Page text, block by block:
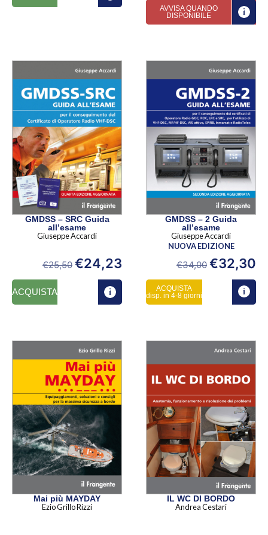
AVVISA QUANDO
DISPONIBILE
GMDSS – SRC Guida
all’esame
Giuseppe Accardi
€25,50 €24,23
ACQUISTA
GMDSS – 2 Guida
all’esame
Giuseppe Accardi
NUOVA EDIZIONE
€34,00 €32,30
ACQUISTA
disp. in 4-8 giorni
Mai più MAYDAY
Ezio Grillo Rizzi
IL WC DI BORDO
Andrea Cestari